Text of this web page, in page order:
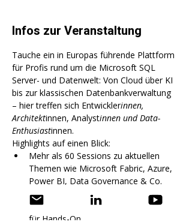
Infos zur Veranstaltung
Tauche ein in Europas führende Plattform
für Profis rund um die Microsoft SQL
Server- und Datenwelt: Von Cloud über KI
bis zur klassischen Datenbankverwaltung
– hier treffen sich Entwicklerinnen,
Architektinnen, Analystinnen und Data-
Enthusiastinnen.
Highlights auf einen Blick:
Mehr als 60 Sessions zu aktuellen
Themen wie Microsoft Fabric, Azure,
Power BI, Data Governance & Co.
Tiefgehende PreCons-Workshops für
deine Praxis-Skills – ein Tag komplett
für Hands-On.